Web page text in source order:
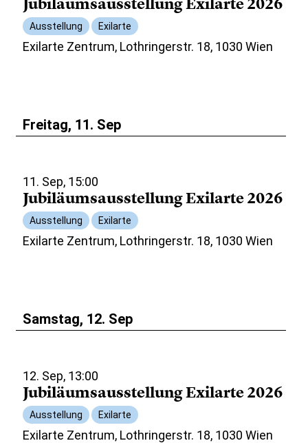
Jubiläumsausstellung Exilarte 2026
Ausstellung Exilarte
Exilarte Zentrum, Lothringerstr. 18, 1030 Wien
Freitag, 11. Sep
11. Sep, 15:00
Jubiläumsausstellung Exilarte 2026
Ausstellung Exilarte
Exilarte Zentrum, Lothringerstr. 18, 1030 Wien
Samstag, 12. Sep
12. Sep, 13:00
Jubiläumsausstellung Exilarte 2026
Ausstellung Exilarte
Exilarte Zentrum, Lothringerstr. 18, 1030 Wien